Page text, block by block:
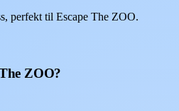
perfekt til Escape The ZOO.
ZOO?